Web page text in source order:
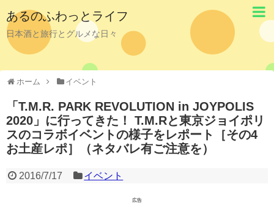
あるのふわっとライフ
日本酒と旅行とグルメな日々
ホーム イベント
「T.M.R. PARK REVOLUTION in JOYPOLIS
2020」に行ってきた！ T.M.Rと東京ジョイポリ
スのコラボイベントの様子をレポート［その4
お土産レポ］（ネタバレ有ご注意を）
2016/7/17 イベント
広告